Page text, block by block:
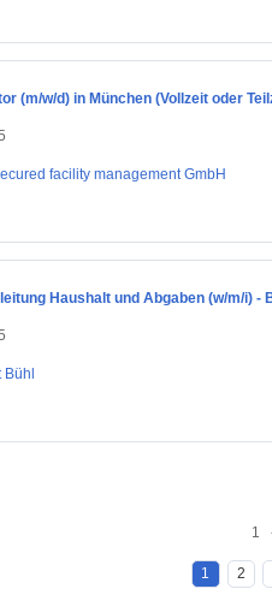
(m/w/d) in München (Vollzeit oder
facility management GmbH
Haushalt und Abgaben (w/m/i) -
Bühl
1
1 2